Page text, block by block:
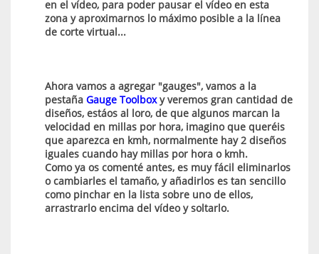
en el vídeo, para poder pausar el vídeo en esta
zona y aproximarnos lo máximo posible a la línea
de corte virtual...
Ahora vamos a agregar "gauges", vamos a la
pestaña Gauge Toolboxy veremos gran cantidad de
diseños, estáos al loro, de que algunos marcan la
velocidad en millas por hora, imagino que queréis
que aparezca en kmh, normalmente hay 2 diseños
iguales cuando hay millas por hora o kmh.
Como ya os comenté antes, es muy fácil eliminarlos
o cambiarles el tamaño, y añadirlos es tan sencillo
como pinchar en la lista sobre uno de ellos,
arrastrarlo encima del vídeo y soltarlo.